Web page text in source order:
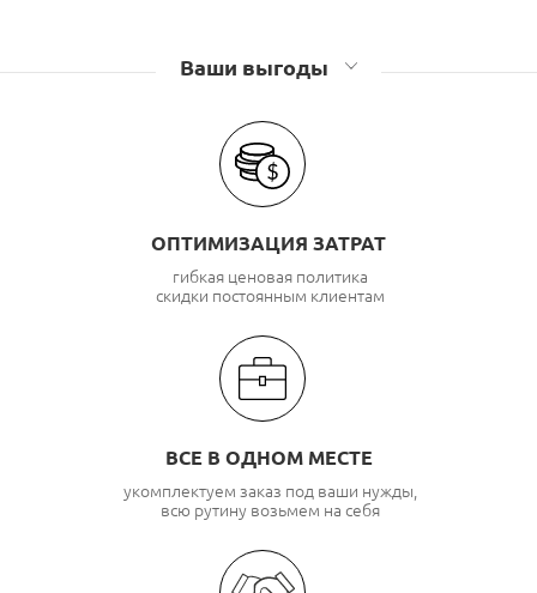
Ваши выгоды
ОПТИМИЗАЦИЯ ЗАТРАТ
гибкая ценовая политика
скидки постоянным клиентам
ВСЕ В ОДНОМ МЕСТЕ
укомплектуем заказ под ваши нужды,
всю рутину возьмем на себя